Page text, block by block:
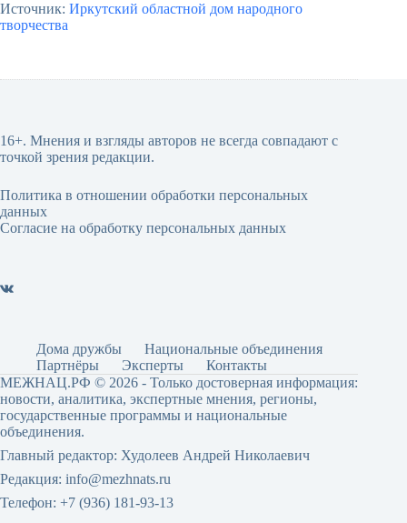
Источник: Иркутский областной дом народного
творчества
16+. Мнения и взгляды авторов не всегда совпадают с
точкой зрения редакции.
Политика в отношении обработки персональных
данных
Согласие на обработку персональных данных
Дома дружбы
Национальные объединения
Партнёры
Эксперты
Контакты
МЕЖНАЦ.РФ © 2026 - Только достоверная информация:
новости, аналитика, экспертные мнения, регионы,
государственные программы и национальные
объединения.
Главный редактор: Худолеев Андрей Николаевич
Редакция: info@mezhnats.ru
Телефон: +7 (936) 181-93-13